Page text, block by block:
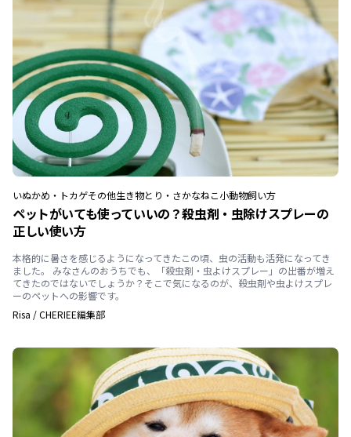
いぬかめ・トカゲその他生き物とり・さかなねこ小動物飼い方
ペットがいても使っていいの？殺虫剤・虫除けスプレーの
正しい使い方
本格的に暑さを感じるようになってきたこの頃、虫の活動も活発になってき
ました。 みなさんのおうちでも、「殺虫剤・虫よけスプレー」の出番が増え
てきたのではないでしょうか？そこで気になるのが、殺虫剤や虫よけスプレ
ーのペットへの影響です。
Risa /CHERIEE編集部